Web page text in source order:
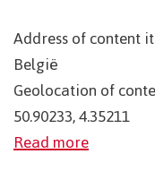
Address of content
België
Geolocation of
50.90233, 4.35211
Read more